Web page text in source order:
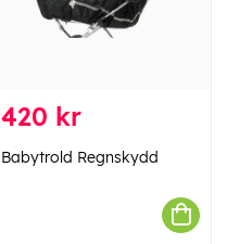
420 kr
Babytrold Regnskydd